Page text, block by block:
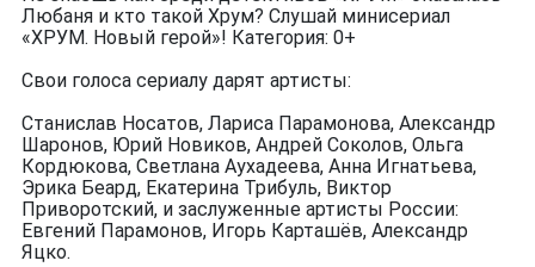
Любаня и кто такой Хрум? Слушай минисериал
«ХРУМ. Новый герой»! Категория: 0+
Свои голоса сериалу дарят артисты:
Станислав Носатов, Лариса Парамонова, Александр
Шаронов, Юрий Новиков, Андрей Соколов, Ольга
Кордюкова, Светлана Аухадеева, Анна Игнатьева,
Эрика Беард, Екатерина Трибуль, Виктор
Приворотский, и заслуженные артисты России:
Евгений Парамонов, Игорь Карташёв, Александр
Яцко.